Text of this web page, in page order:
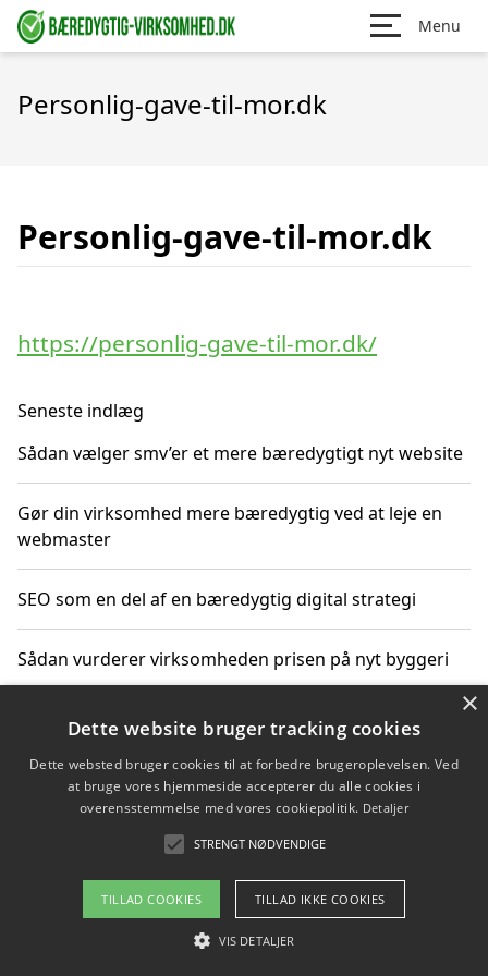
Menu
Personlig-gave-til-mor.dk
Personlig-gave-til-mor.dk
https://personlig-gave-til-mor.dk/
Seneste indlæg
Sådan vælger smv’er et mere bæredygtigt nyt website
Gør din virksomhed mere bæredygtig ved at leje en
webmaster
SEO som en del af en bæredygtig digital strategi
Sådan vurderer virksomheden prisen på nyt byggeri
Sådan får du hjælp til en hjemmeside uden binding
Copyright 2026 - Pilanto Aps
Om / kontakt
Blog Betingelser
×
Dette website bruger tracking cookies
Dette websted bruger cookies til at forbedre brugeroplevelsen. Ved
at bruge vores hjemmeside accepterer du alle cookies i
overensstemmelse med vores cookiepolitik. Detaljer
STRENGT NØDVENDIGE
TILLAD COOKIES TILLAD IKKE COOKIES
VIS DETALJER